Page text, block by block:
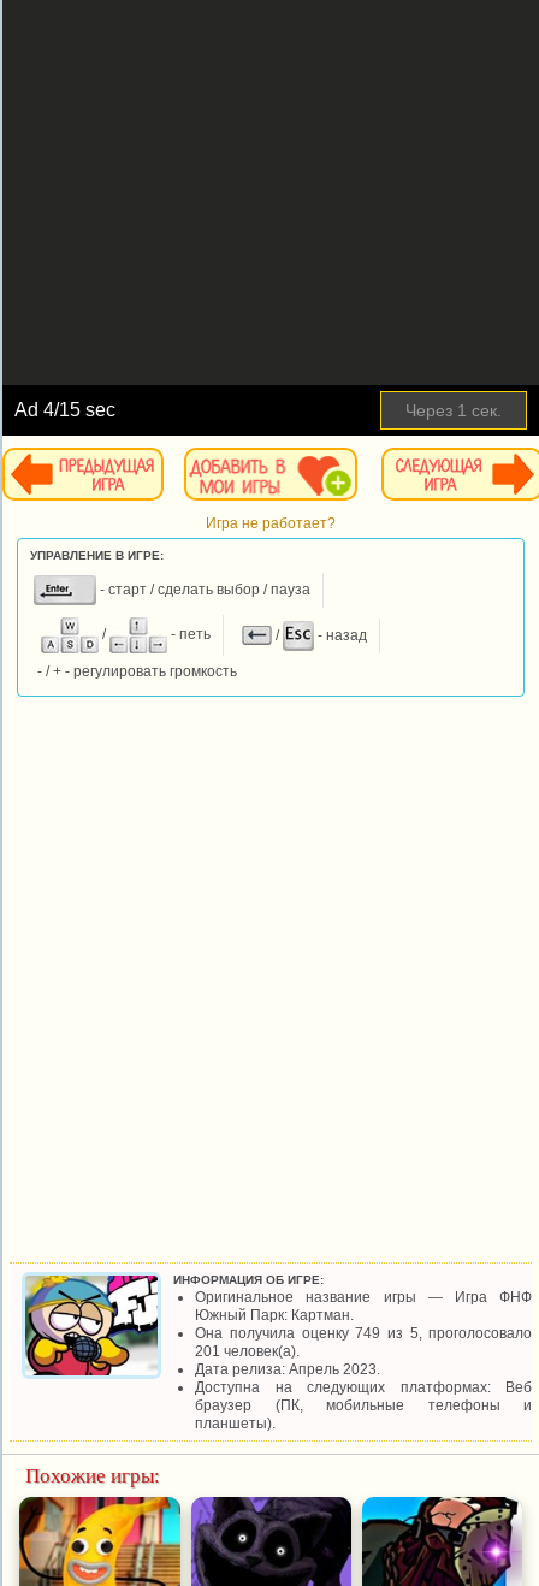
Ad4/15 sec Через 1 сек.
Игра не работает?
УПРАВЛЕНИЕ В ИГРЕ:
- старт / сделать выбор / пауза
/ - петь / - назад
- / + - регулировать громкость
ИНФОРМАЦИЯ ОБ ИГРЕ:
Оригинальное название игры — Игра ФНФ
Южный Парк: Картман.
Она получила оценку 749 из 5, проголосовало
201 человек(а).
Дата релиза: Апрель 2023.
Доступна на следующих платформах: Веб
браузер (ПК, мобильные телефоны и
планшеты).
Похожие игры: